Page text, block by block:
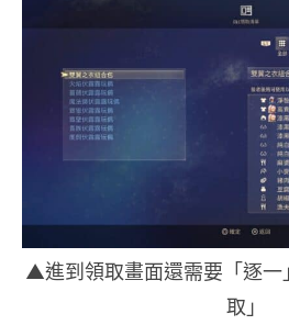
▲進到領取畫面還需要「逐一
取」